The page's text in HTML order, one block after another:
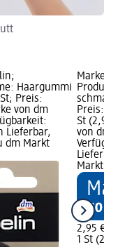
Haargummi
Preis:
von dm
Lieferbar,
dm Markt
Marke:
schmal
Preis:
St (2,95
von dm
Markt
2,95 €
1 St